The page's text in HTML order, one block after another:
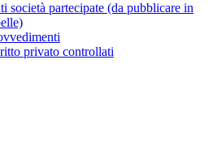
società partecipate (da pubblicare in
privato controllati